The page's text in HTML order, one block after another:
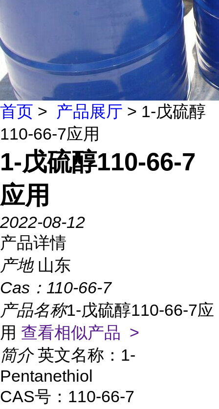
首页 > 产品展厅 > 1-戊硫醇
110-66-7应用
1-戊硫醇110-66-7
应用
2022-08-12
产品详情
产地 山东
Cas： 110-66-7
产品名称1-戊硫醇110-66-7应
用 查看相似产品 >
简介 英文名称：1-
Pentanethiol
CAS号：110-66-7